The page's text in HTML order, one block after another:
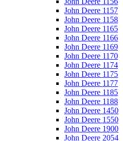
John Deere 1157
John Deere 1158
John Deere 1165
John Deere 1166
John Deere 1169
John Deere 1170
John Deere 1174
John Deere 1175
John Deere 1177
John Deere 1185
John Deere 1188
John Deere 1450
John Deere 1550
John Deere 1900
John Deere 2054